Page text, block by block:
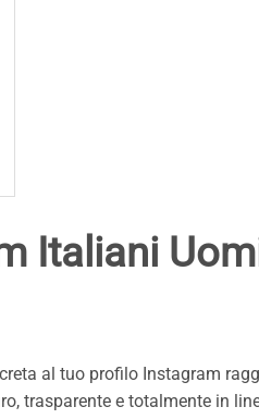
Italiani
al tuo profilo Instagram
trasparente e totalmente in